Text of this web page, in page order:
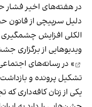
در هفته‌های اخیر فشار
دلیل سرپیچی از
الکلی افزایش چشمگیری
ویدیوهایی از برگزاری
» در رسانه‌های
تشکیل پرونده و بازداشت
یکی از زنان کافه‌داری